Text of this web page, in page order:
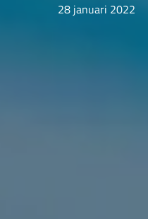
28 januari 2022